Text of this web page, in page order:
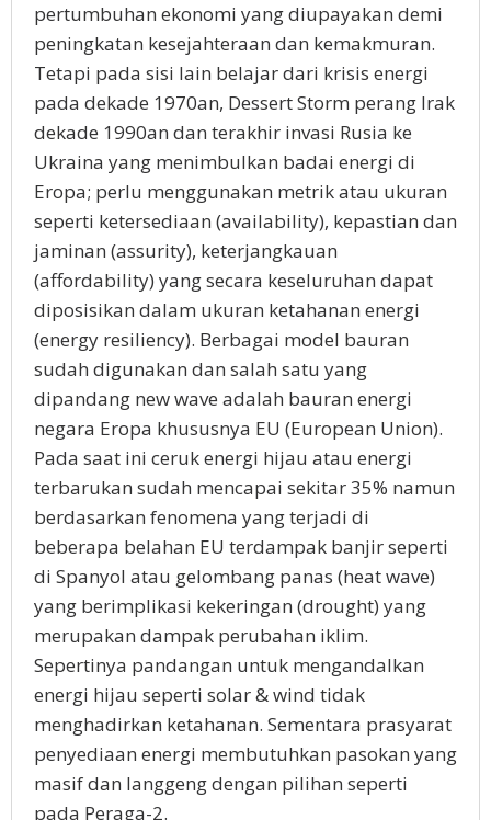
pertumbuhan ekonomi yang diupayakan demi
peningkatan kesejahteraan dan kemakmuran.
Tetapi pada sisi lain belajar dari krisis energi
pada dekade 1970an, Dessert Storm perang Irak
dekade 1990an dan terakhir invasi Rusia ke
Ukraina yang menimbulkan badai energi di
Eropa; perlu menggunakan metrik atau ukuran
seperti ketersediaan (availability), kepastian dan
jaminan (assurity), keterjangkauan
(affordability) yang secara keseluruhan dapat
diposisikan dalam ukuran ketahanan energi
(energy resiliency). Berbagai model bauran
sudah digunakan dan salah satu yang
dipandang new wave adalah bauran energi
negara Eropa khususnya EU (European Union).
Pada saat ini ceruk energi hijau atau energi
terbarukan sudah mencapai sekitar 35% namun
berdasarkan fenomena yang terjadi di
beberapa belahan EU terdampak banjir seperti
di Spanyol atau gelombang panas (heat wave)
yang berimplikasi kekeringan (drought) yang
merupakan dampak perubahan iklim.
Sepertinya pandangan untuk mengandalkan
energi hijau seperti solar & wind tidak
menghadirkan ketahanan. Sementara prasyarat
penyediaan energi membutuhkan pasokan yang
masif dan langgeng dengan pilihan seperti
pada Peraga-2.